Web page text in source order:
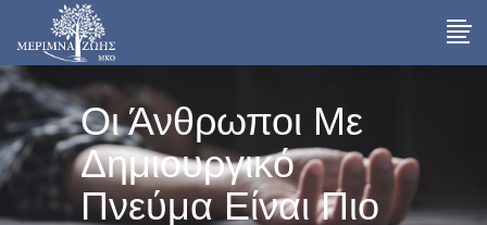
Οι Άνθρωποι Με
Δημιουργικό
Πνεύμα Είναι Πιο